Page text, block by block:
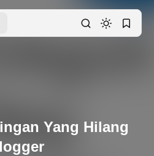
Yang Hilang